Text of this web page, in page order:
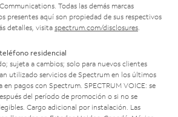
Todas las demás marcas
presentes aquí son propiedad de sus respectivos
detalles, visita spectrum.com/disclosures
residencial
sujeta a cambios; solo para nuevos clientes
utilizado servicios de Spectrum en los últimos
pagos con Spectrum. SPECTRUM VOICE: se
del período de promoción o si no se
Cargo adicional por instalación. Las